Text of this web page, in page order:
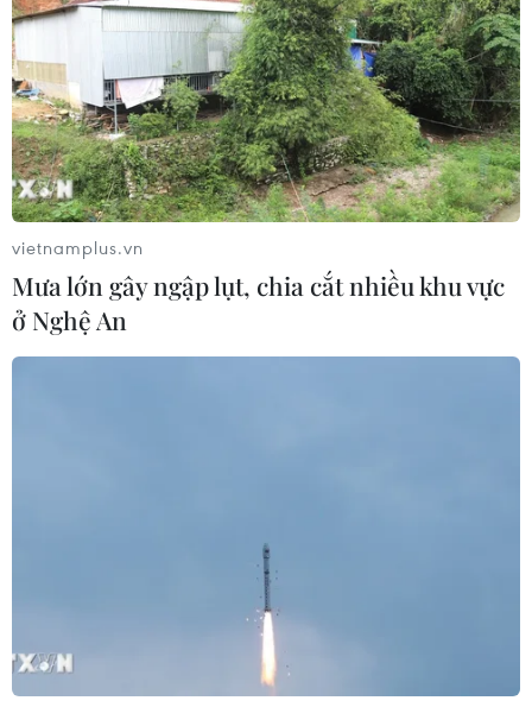
vietnamplus.vn
Mưa lớn gây ngập lụt, chia cắt nhiều khu vực
ở Nghệ An